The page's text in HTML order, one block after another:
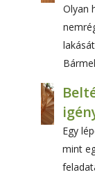
Olyan
Egy
mint